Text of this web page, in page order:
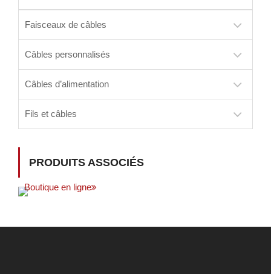
Faisceaux de câbles
Câbles personnalisés
Câbles d’alimentation
Fils et câbles
PRODUITS ASSOCIÉS
Boutique en ligne